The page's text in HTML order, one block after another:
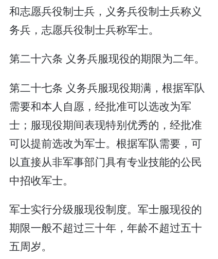
和志愿兵役制士兵，义务兵役制士兵称义
务兵，志愿兵役制士兵称军士。
第二十六条 义务兵服现役的期限为二年。
第二十七条 义务兵服现役期满，根据军队
需要和本人自愿，经批准可以选改为军
士；服现役期间表现特别优秀的，经批准
可以提前选改为军士。根据军队需要，可
以直接从非军事部门具有专业技能的公民
中招收军士。
军士实行分级服现役制度。军士服现役的
期限一般不超过三十年，年龄不超过五十
五周岁。